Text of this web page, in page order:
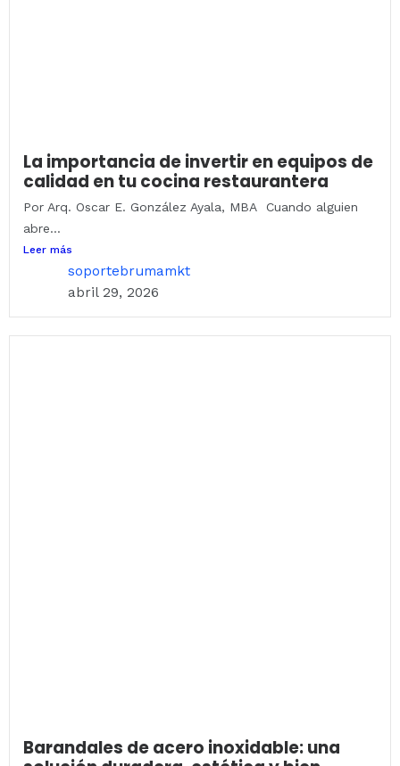
La importancia de invertir en equipos de
calidad en tu cocina restaurantera
Por Arq. Oscar E. González Ayala, MBA Cuando alguien
abre...
Leer más
soportebrumamkt
abril 29, 2026
Barandales de acero inoxidable: una